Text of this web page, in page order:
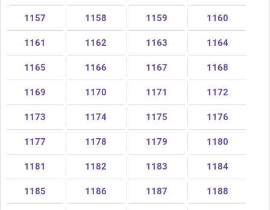
1157 1158 1159 1160
1161 1162 1163 1164
1165 1166 1167 1168
1169 1170 1171 1172
1173 1174 1175 1176
1177 1178 1179 1180
1181 1182 1183 1184
1185 1186 1187 1188